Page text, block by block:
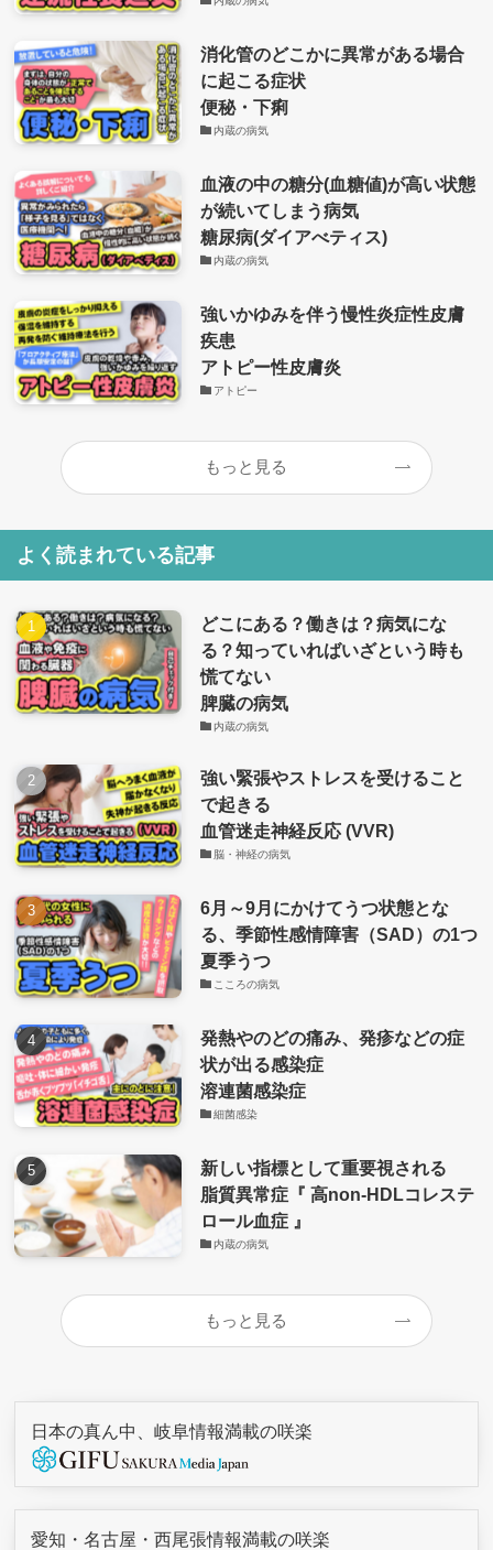
消化管のどこかに異常がある場合
に起こる症状
便秘・下痢
内蔵の病気
血液の中の糖分(血糖値)が高い状態
が続いてしまう病気
糖尿病(ダイアべティス)
内蔵の病気
強いかゆみを伴う慢性炎症性皮膚
疾患
アトピー性皮膚炎
アトピー
もっと見る
よく読まれている記事
どこにある？働きは？病気にな
る？知っていればいざという時も
慌てない
脾臓の病気
内蔵の病気
強い緊張やストレスを受けること
で起きる
血管迷走神経反応 (VVR)
脳・神経の病気
6月～9月にかけてうつ状態とな
る、季節性感情障害（SAD）の1つ
夏季うつ
こころの病気
発熱やのどの痛み、発疹などの症
状が出る感染症
溶連菌感染症
細菌感染
新しい指標として重要視される
脂質異常症『 高non-HDLコレステ
ロール血症 』
内蔵の病気
もっと見る
日本の真ん中、岐阜情報満載の咲楽
愛知・名古屋・西尾張情報満載の咲楽